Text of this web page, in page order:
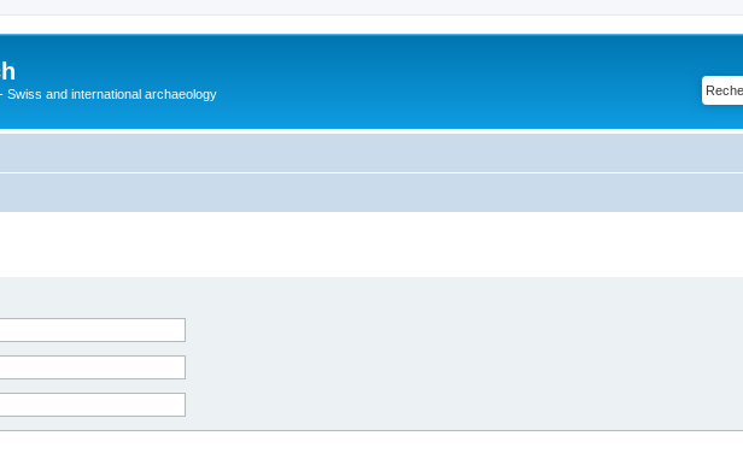
Swiss and international archaeology